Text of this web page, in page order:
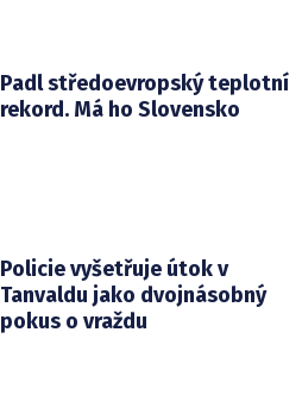
Padl středoevropský teplotní
rekord. Má ho Slovensko
Policie vyšetřuje útok v
Tanvaldu jako dvojnásobný
pokus o vraždu